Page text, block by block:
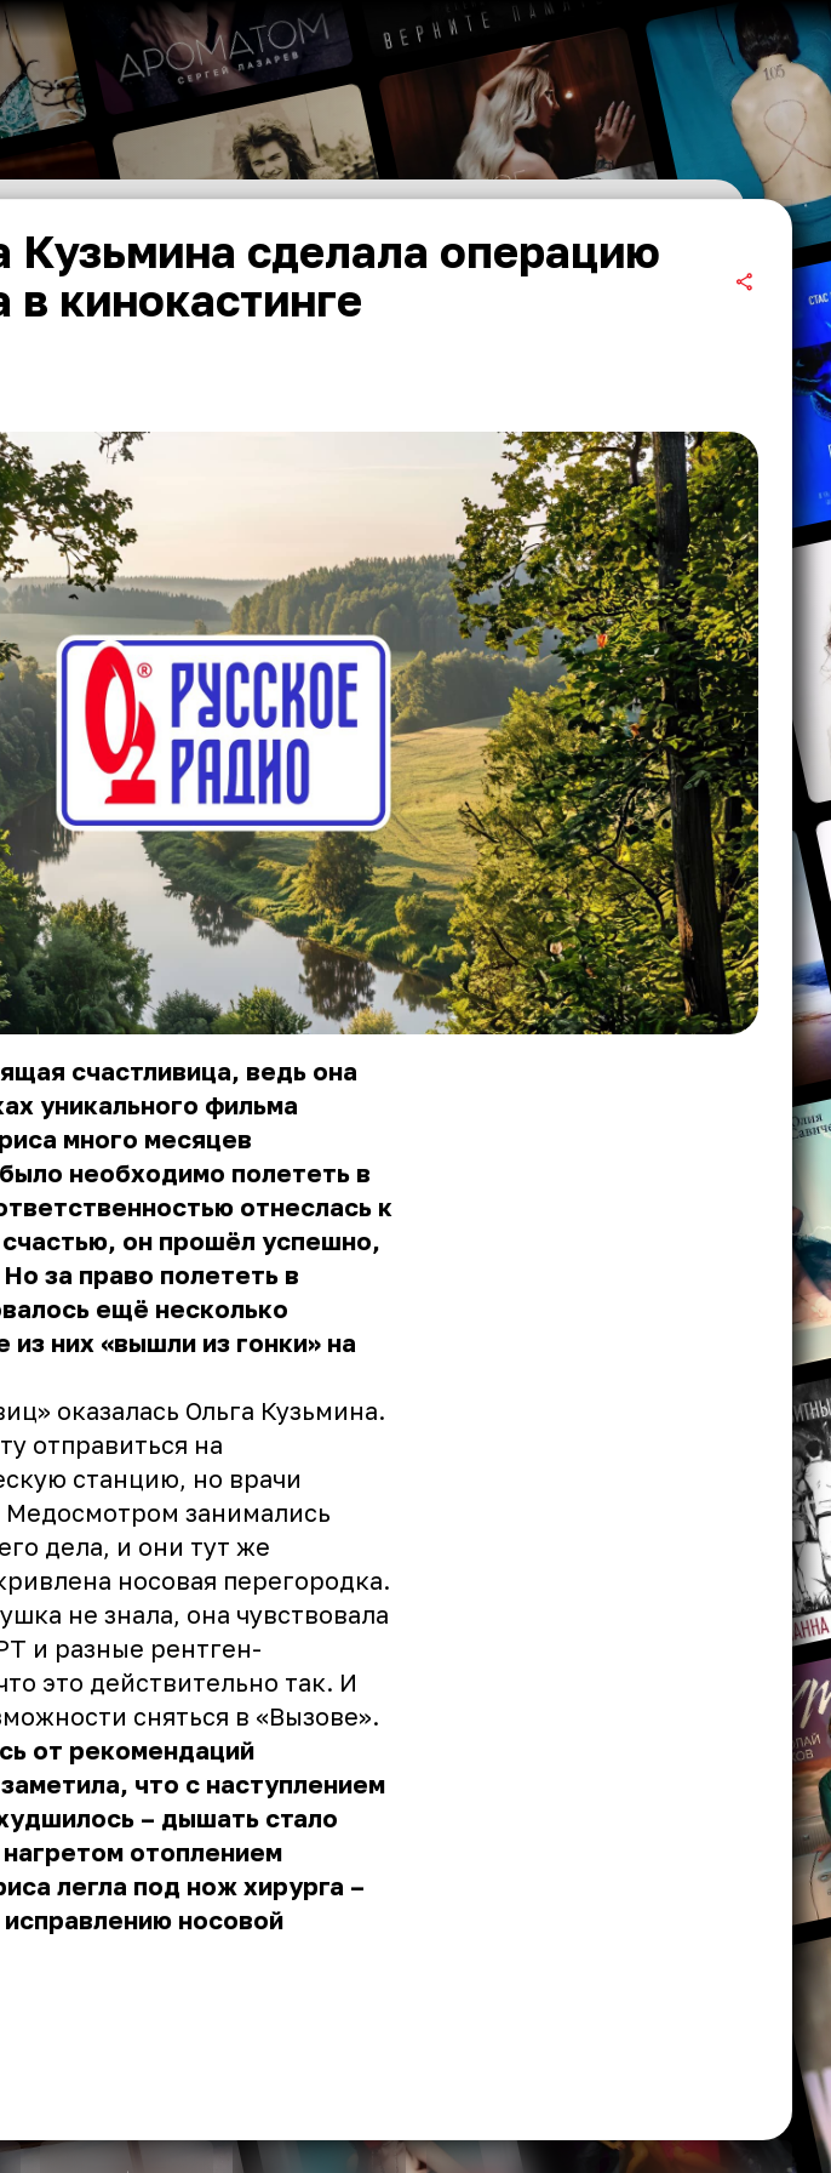
Кузьмина сделала операцию
в кинокастинге
счастливица, ведь она
уникального фильма
много месяцев
необходимо полететь в
отнеслась к
он прошёл успешно,
за право полететь в
ещё несколько
них «вышли из гонки» на
оказалась Ольга Кузьмина.
отправиться на
станцию, но врачи
Медосмотром занимались
дела, и они тут же
носовая перегородка.
не знала, она чувствовала
и разные рентген-
это действительно так. И
сняться в «Вызове».
от рекомендаций
что с наступлением
– дышать стало
отоплением
легла под нож хирурга –
носовой